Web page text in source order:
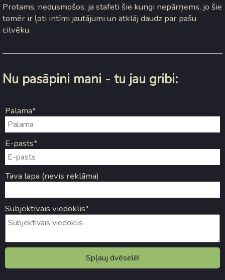
Protams, nedusmošos, ja stafeti šie kungi nepārņems, jo šie
tomēr ir ļoti intīmi jautājumi un atklāj daudz par pašu
cilvēku.
Nu pasāpini mani - tu jau gribi:
Palama*
E-pasts*
Tava lapa (nevis reklāma)
Subjektīvais viedoklis*